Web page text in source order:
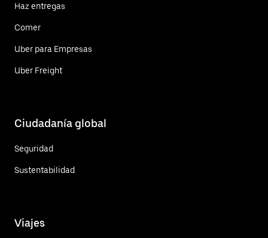
Haz entregas
Comer
Uber para Empresas
Uber Freight
Ciudadanía global
Seguridad
Sustentabilidad
Viajes